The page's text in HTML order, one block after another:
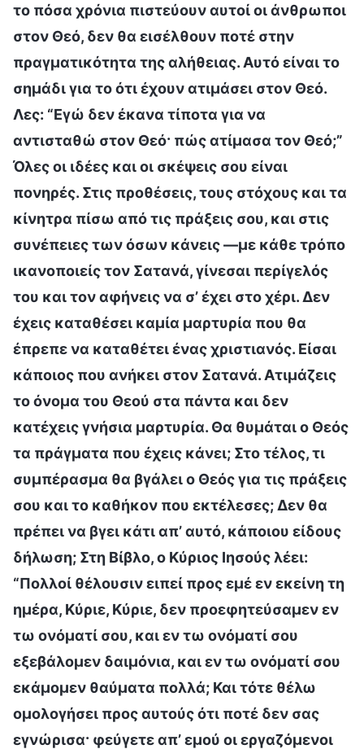
το πόσα χρόνια πιστεύουν αυτοί οι άνθρωποι
στον Θεό, δεν θα εισέλθουν ποτέ στην
πραγματικότητα της αλήθειας. Αυτό είναι το
σημάδι για το ότι έχουν ατιμάσει στον Θεό.
Λες: “Εγώ δεν έκανα τίποτα για να
αντισταθώ στον Θεό· πώς ατίμασα τον Θεό;”
Όλες οι ιδέες και οι σκέψεις σου είναι
πονηρές. Στις προθέσεις, τους στόχους και τα
κίνητρα πίσω από τις πράξεις σου, και στις
συνέπειες των όσων κάνεις —με κάθε τρόπο
ικανοποιείς τον Σατανά, γίνεσαι περίγελός
του και τον αφήνεις να σ’ έχει στο χέρι. Δεν
έχεις καταθέσει καμία μαρτυρία που θα
έπρεπε να καταθέτει ένας χριστιανός. Είσαι
κάποιος που ανήκει στον Σατανά. Ατιμάζεις
το όνομα του Θεού στα πάντα και δεν
κατέχεις γνήσια μαρτυρία. Θα θυμάται ο Θεός
τα πράγματα που έχεις κάνει; Στο τέλος, τι
συμπέρασμα θα βγάλει ο Θεός για τις πράξεις
σου και το καθήκον που εκτέλεσες; Δεν θα
πρέπει να βγει κάτι απ’ αυτό, κάποιου είδους
δήλωση; Στη Βίβλο, ο Κύριος Ιησούς λέει:
“Πολλοί θέλουσιν ειπεί προς εμέ εν εκείνη τη
ημέρα, Κύριε, Κύριε, δεν προεφητεύσαμεν εν
τω ονόματί σου, και εν τω ονόματί σου
εξεβάλομεν δαιμόνια, και εν τω ονόματί σου
εκάμομεν θαύματα πολλά; Και τότε θέλω
ομολογήσει προς αυτούς ότι ποτέ δεν σας
εγνώρισα· φεύγετε απ’ εμού οι εργαζόμενοι